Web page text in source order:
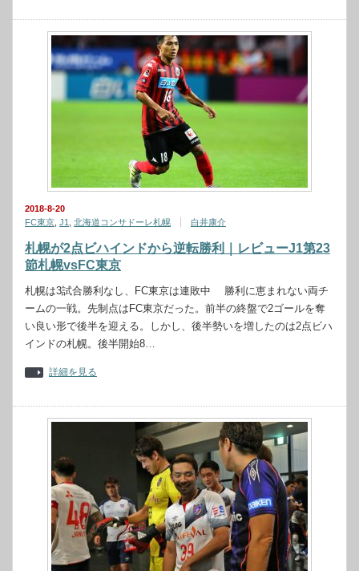
2018-8-20
FC東京 J1 北海道コンサドーレ札幌 白井康介
札幌が2点ビハインドから逆転勝利｜レビューJ1第23
節札幌vsFC東京
札幌は3試合勝利なし、FC東京は連敗中 勝利に恵まれない両チ
ームの一戦。先制点はFC東京だった。前半の終盤で2ゴールを奪
い良い形で後半を迎える。しかし、後半勢いを増したのは2点ビハ
インドの札幌。後半開始8…
詳細を見る